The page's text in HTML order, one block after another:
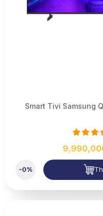
Smart Tivi Samsung
-0%